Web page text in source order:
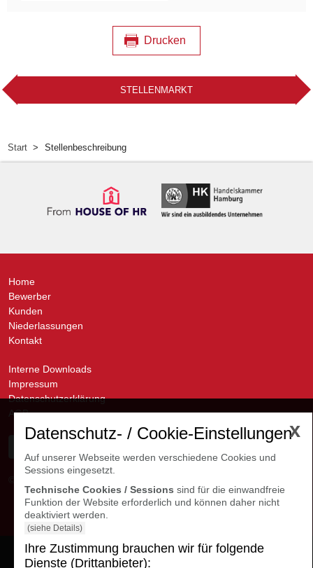
Drucken
STELLENMARKT
Start Stellenbeschreibung
Home
Bewerber
Kunden
Niederlassungen
Kontakt
Interne Downloads
Impressum
Datenschutzerklärung
AGB
x
Datenschutz- / Cookie-Einstellungen
Auf unserer Webseite werden verschiedene Cookies und
Sessions eingesetzt.
Technische Cookies / Sessions sind für die einwandfreie
Funktion der Website erforderlich und können daher nicht
deaktiviert werden.
(siehe Details)
Ihre Zustimmung brauchen wir für folgende
Dienste (Drittanbieter):
Cookie Einstellungen